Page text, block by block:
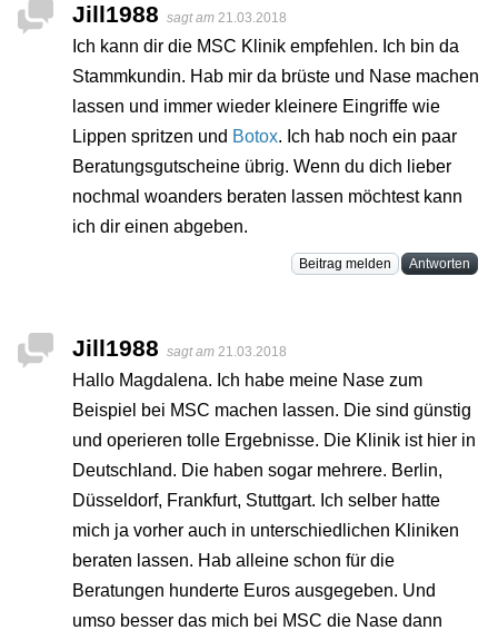
Jill1988 sagt am 21.03.2018
Ich kann dir die MSC Klinik empfehlen. Ich bin da
Stammkundin. Hab mir da brüste und Nase machen
lassen und immer wieder kleinere Eingriffe wie
Lippen spritzen und Botox. Ich hab noch ein paar
Beratungsgutscheine übrig. Wenn du dich lieber
nochmal woanders beraten lassen möchtest kann
ich dir einen abgeben.
Beitrag melden Antworten
Jill1988 sagt am 21.03.2018
Hallo Magdalena. Ich habe meine Nase zum
Beispiel bei MSC machen lassen. Die sind günstig
und operieren tolle Ergebnisse. Die Klinik ist hier in
Deutschland. Die haben sogar mehrere. Berlin,
Düsseldorf, Frankfurt, Stuttgart. Ich selber hatte
mich ja vorher auch in unterschiedlichen Kliniken
beraten lassen. Hab alleine schon für die
Beratungen hunderte Euros ausgegeben. Und
umso besser das mich bei MSC die Nase dann